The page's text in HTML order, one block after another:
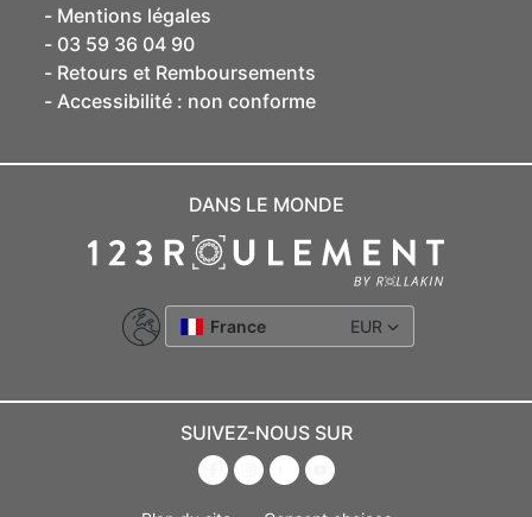
Mentions légales
03 59 36 04 90
Retours et Remboursements
Accessibilité : non conforme
DANS LE MONDE
France EUR
SUIVEZ-NOUS SUR